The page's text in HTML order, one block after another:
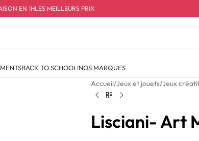
EN 1HLES MEILLEURS PRIX
BACK TO SCHOOL!NOS MARQUES
Accueil Jeux et jouets Jeux
Lisciani- Art